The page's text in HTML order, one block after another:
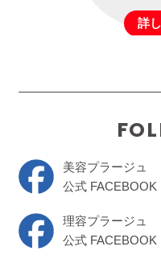
詳
美容プラージュ
公式 FACEBOOK
理容プラージュ
公式 FACEBOOK